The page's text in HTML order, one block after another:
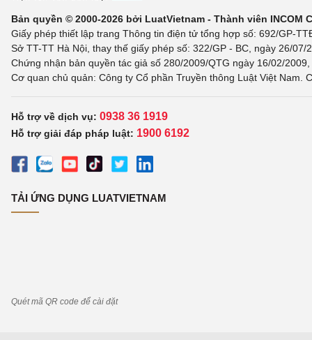
Bản quyền © 2000-2026 bởi LuatVietnam - Thành viên INCOM
Giấy phép thiết lập trang Thông tin điện tử tổng hợp số: 692/GP-
Sở TT-TT Hà Nội, thay thế giấy phép số: 322/GP - BC, ngày 26/
Chứng nhận bản quyền tác giả số 280/2009/QTG ngày 16/02/
Cơ quan chủ quản: Công ty Cổ phần Truyền thông Luật Việt Nam.
Hỗ trợ về dịch vụ: 0938 36 1919
Hỗ trợ giải đáp pháp luật: 1900 6192
TẢI ỨNG DỤNG LUATVIETNAM
Quét mã QR code để cài đặt